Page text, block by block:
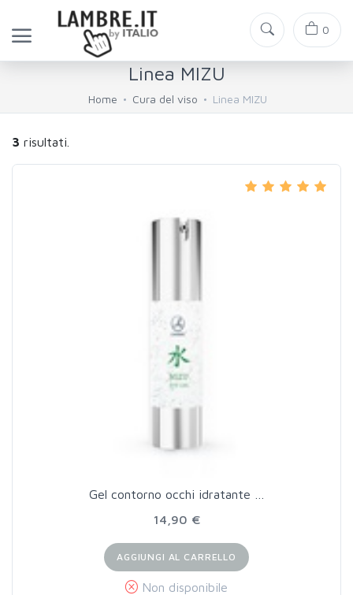
0
Linea MIZU
Home Cura del viso Linea MIZU
3 risultati.
Gel contorno occhi idratante …
14,90 €
AGGIUNGI AL CARRELLO
Non disponibile